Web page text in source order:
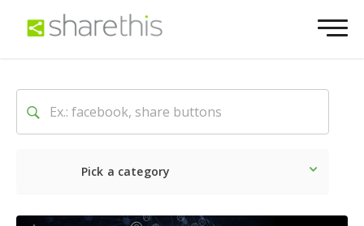
Pick a category
O mais recente Social